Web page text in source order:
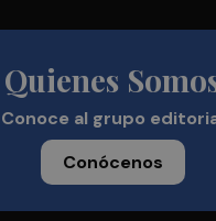
Quienes
Conoce al grupo
Conócenos